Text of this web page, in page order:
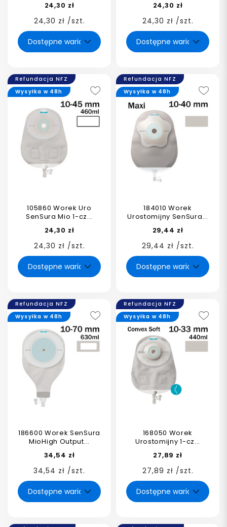
24,30 zł
24,30 zł /szt.
24,30 zł
24,30 zł /szt.
Refundacja NFZ
105860 Worek Uro
SenSura Mio 1-cz...
24,30 zł
24,30 zł /szt.
Wysyłka w 48h
Refundacja NFZ
184010 Worek
Urostomijny SenSura...
29,44 zł
29,44 zł /szt.
Wysyłka w 48h
Refundacja NFZ
186600 Worek SenSura
MioHigh Output...
34,54 zł
34,54 zł /szt.
Wysyłka w 48h
Refundacja NFZ
168050 Worek
Urostomijny 1-cz...
27,89 zł
27,89 zł /szt.
Wysyłka w 48h